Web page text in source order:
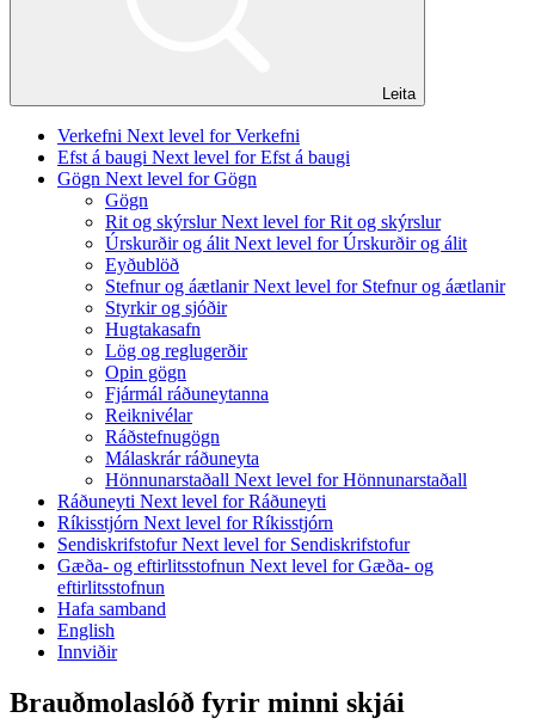
Leita
Verkefni Next level for Verkefni
Efst á baugi Next level for Efst á baugi
Gögn Next level for Gögn
Gögn
Rit og skýrslurNext level for Rit og skýrslur
Úrskurðir og álit Next level for Úrskurðir og álit
Eyðublöð
Stefnur og áætlanirNext level for Stefnur og áætlanir
Styrkir og sjóðir
Hugtakasafn
Lög og reglugerðir
Opin gögn
Fjármál ráðuneytanna
Reiknivélar
Ráðstefnugögn
Málaskrár ráðuneyta
Hönnunarstaðall Next level for Hönnunarstaðall
Ráðuneyti Next level for Ráðuneyti
Ríkisstjórn Next level for Ríkisstjórn
SendiskrifstofurNext level for Sendiskrifstofur
Gæða- og eftirlitsstofnun Next level for Gæða- og
eftirlitsstofnun
Hafa samband
English
Innviðir
Brauðmolaslóð fyrir minni skjái